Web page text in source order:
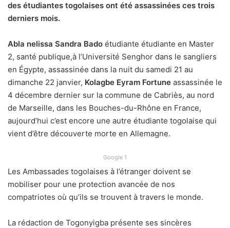
des étudiantes togolaises ont été assassinées ces trois
derniers mois.
Abla nelissa Sandra Bado étudiante étudiante en Master
2, santé publique,à l’Université Senghor dans le sangliers
en Égypte, assassinée dans la nuit du samedi 21 au
dimanche 22 janvier, Kolagbe Eyram Fortune assassinée le
4 décembre dernier sur la commune de Cabriès, au nord
de Marseille, dans les Bouches-du-Rhône en France,
aujourd’hui c’est encore une autre étudiante togolaise qui
vient d’être découverte morte en Allemagne.
Google 1
Les Ambassades togolaises à l’étranger doivent se
mobiliser pour une protection avancée de nos
compatriotes où qu’ils se trouvent à travers le monde.
La rédaction de Togonyigba présente ses sincères